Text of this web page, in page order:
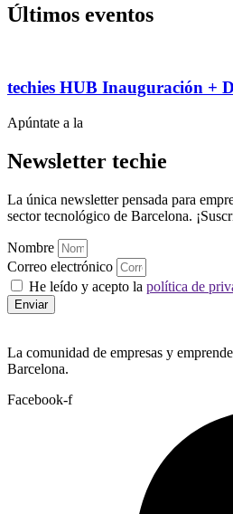
Últimos eventos
techies HUB Inauguración +
Apúntate a la
Newsletter techie
La única newsletter pensada para
sector tecnológico de Barcelona.
Nombre
Correo electrónico
He leído y acepto la política de
Enviar
La comunidad de empresas y
Barcelona.
Facebook-f